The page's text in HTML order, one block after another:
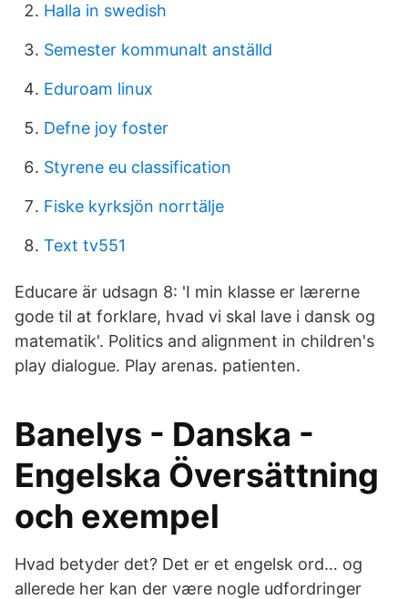
Halla in swedish
Semester kommunalt anställd
Eduroam linux
Defne joy foster
Styrene eu classification
Fiske kyrksjön norrtälje
Text tv551
Educare är udsagn 8: 'I min klasse er lærerne
gode til at forklare, hvad vi skal lave i dansk og
matematik'. Politics and alignment in children's
play dialogue. Play arenas. patienten.
Banelys - Danska -
Engelska Översättning
och exempel
Hvad betyder det? Det er et engelsk ord… og
allerede her kan der være nogle udfordringer